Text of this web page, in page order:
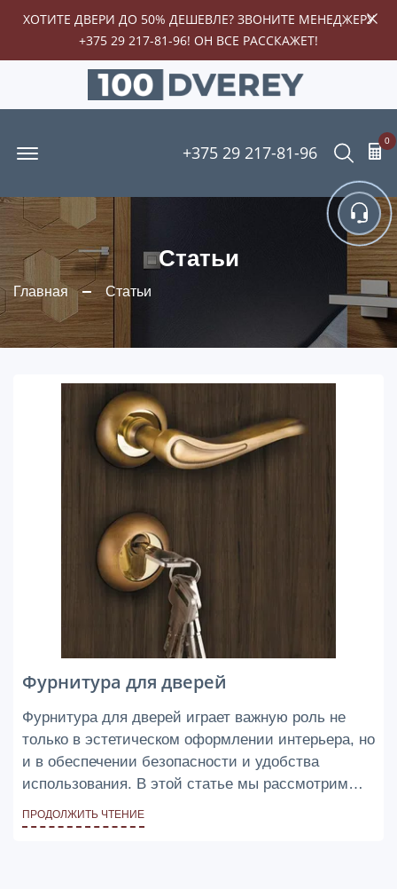
ХОТИТЕ ДВЕРИ ДО 50% ДЕШЕВЛЕ? ЗВОНИТЕ МЕНЕДЖЕРУ
+375 29 217-81-96! ОН ВСЕ РАССКАЖЕТ!
+375 29 217-81-96 Поиск
0
Статьи
Главная Статьи
Фурнитура для дверей
Фурнитура для дверей играет важную роль не
только в эстетическом оформлении интерьера, но
и в обеспечении безопасности и удобства
использования. В этой статье мы рассмотрим
основные аспекты выбора фурнитуры для дверей
и ее функциональные возможности.
ПРОДОЛЖИТЬ ЧТЕНИЕ